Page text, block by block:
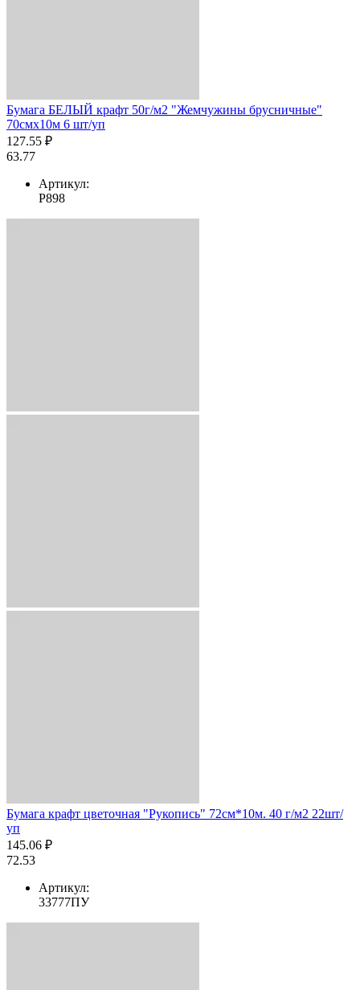
Бумага БЕЛЫЙ крафт 50г/м2 "Жемчужины брусничные"
70смх10м 6 шт/уп
127.55 ₽
63.77
Артикул:
Р898
Бумага крафт цветочная "Рукопись" 72см*10м. 40 г/м2 22шт/
уп
145.06 ₽
72.53
Артикул:
33777ПУ